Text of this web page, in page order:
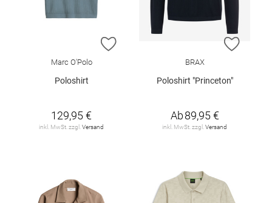
ZUR WUNSCHLISTE HINZUFÜGEN
Marc O'Polo
Poloshirt
129,95 €
inkl. MwSt. zzgl.Versand
ZUR
BRAX
Poloshirt "Princeton"
Ab89,95 €
inkl. MwSt. zzgl.Versand